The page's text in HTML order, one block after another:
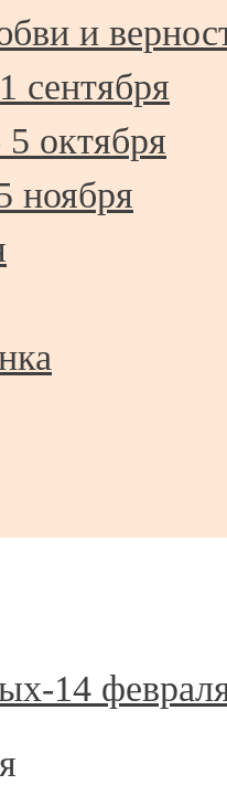
и
сентября
октября
ноября
14